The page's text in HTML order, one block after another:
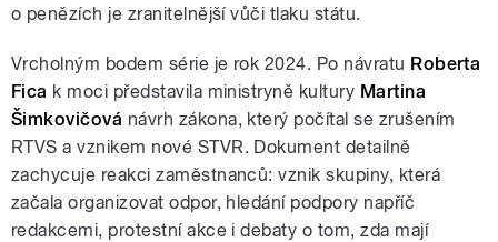
o penězích je zranitelnější vůči tlaku státu.
Vrcholným bodem série je rok 2024. Po návratu Roberta
Fica k moci představila ministryně kultury Martina
Šimkovičová návrh zákona, který počítal se zrušením
RTVS a vznikem nové STVR. Dokument detailně
zachycuje reakci zaměstnanců: vznik skupiny, která
začala organizovat odpor, hledání podpory napříč
redakcemi, protestní akce i debaty o tom, zda mají